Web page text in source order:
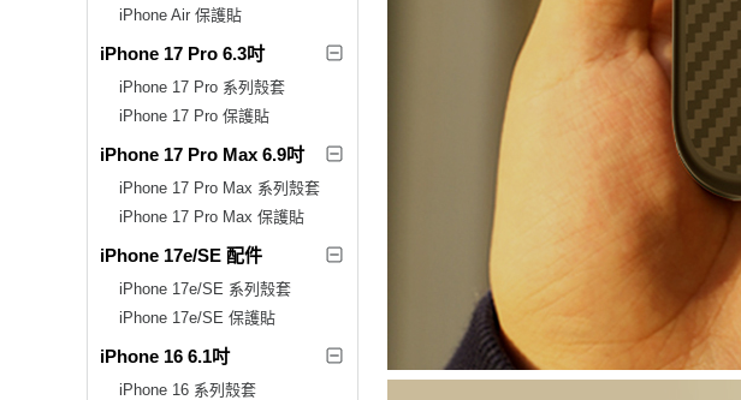
iPhone Air 保護貼
iPhone 17 Pro 6.3吋
iPhone 17 Pro 系列殼套
iPhone 17 Pro 保護貼
iPhone 17 Pro Max 6.9吋
iPhone 17 Pro Max 系列殼套
iPhone 17 Pro Max 保護貼
iPhone 17e/SE 配件
iPhone 17e/SE 系列殼套
iPhone 17e/SE 保護貼
iPhone 16 6.1吋
iPhone 16 系列殼套